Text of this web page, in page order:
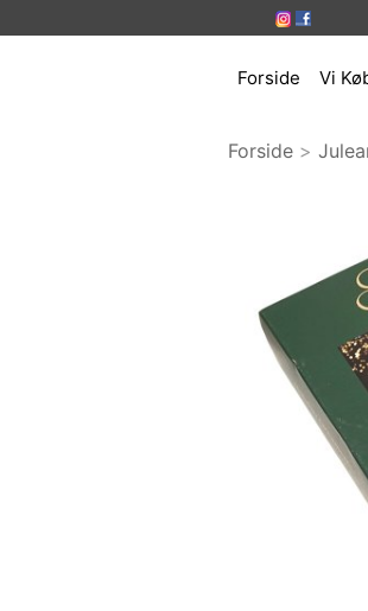
Forside Vi
Forside >